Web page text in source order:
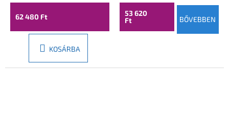
62 480 Ft
KOSÁRBA
53 620
Ft
BŐVEBBEN